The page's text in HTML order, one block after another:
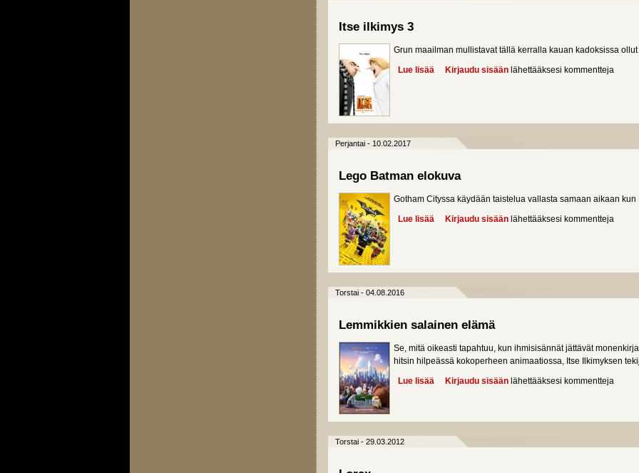
Itse ilkimys 3
Grun maailman mullistavat tällä kerralla kauan kadoksissa
Lue lisää about Itse ilkimys 3
Kirjaudu sisään lähettääksesi kommentteja
Perjantai - 10.02.2017
Lego Batman elokuva
Gotham Cityssa käydään taistelua vallasta samaan aikaan
Lue lisää about Lego Batman elokuva
Kirjaudu sisään lähettääksesi kommentteja
Torstai - 04.08.2016
Lemmikkien salainen elämä
Se, mitä oikeasti tapahtuu, kun ihmisisännät jättävät
hitsin hilpeässä kokoperheen animaatiossa, Itse Ilkimyksen
Lue lisää about Lemmikkien salainen elämä
Kirjaudu sisään lähettääksesi kommentteja
Torstai - 29.03.2012